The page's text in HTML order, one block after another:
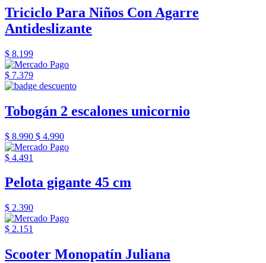
Triciclo Para Niños Con Agarre
Antideslizante
$ 8.199
$ 7.379
Tobogán 2 escalones unicornio
$ 8.990 $ 4.990
$ 4.491
Pelota gigante 45 cm
$ 2.390
$ 2.151
Scooter Monopatín Juliana